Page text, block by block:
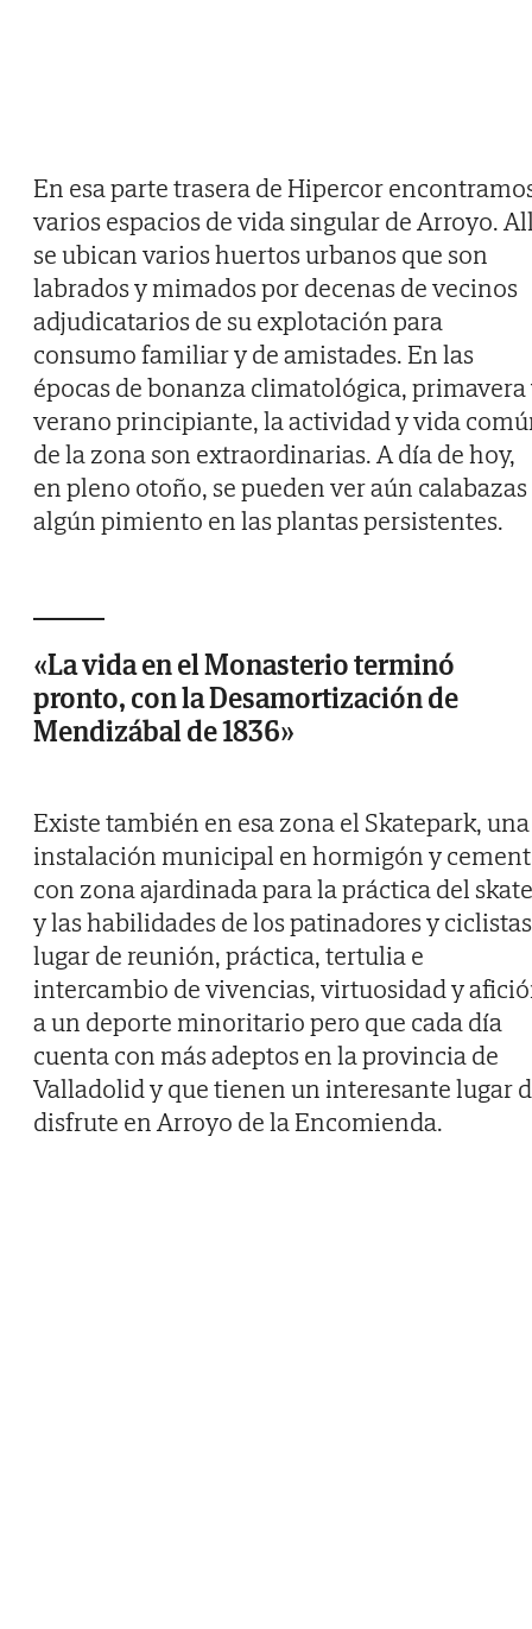
En esa parte trasera de Hipercor
varios espacios de vida singular de Arroyo.
se ubican varios huertos urbanos que son
labrados y mimados por decenas de vecinos
adjudicatarios de su explotación para
consumo familiar y de amistades. En las
épocas de bonanza climatológica, primavera
verano principiante, la actividad y vida
de la zona son extraordinarias. A día de hoy,
en pleno otoño, se pueden ver aún
algún pimiento en las plantas persistentes.
«La vida en el Monasterio terminó
pronto, con la Desamortización de
Mendizábal de 1836»
Existe también en esa zona el Skatepark, una
instalación municipal en hormigón y
con zona ajardinada para la práctica del skate
y las habilidades de los patinadores y
lugar de reunión, práctica, tertulia e
intercambio de vivencias, virtuosidad y
a un deporte minoritario pero que cada día
cuenta con más adeptos en la provincia de
Valladolid y que tienen un interesante lugar
disfrute en Arroyo de la Encomienda.